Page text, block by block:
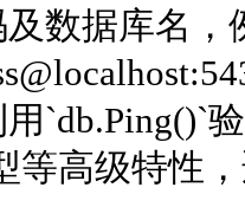
数据库名，
`db.Ping()`
等高级特性